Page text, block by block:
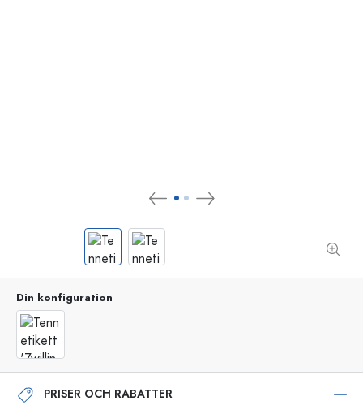
Din konfiguration
PRISER OCH RABATTER